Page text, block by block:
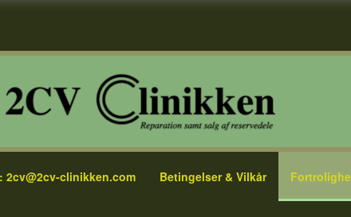
2cv@2cv-clinikken.com Betingelser & Vilkår